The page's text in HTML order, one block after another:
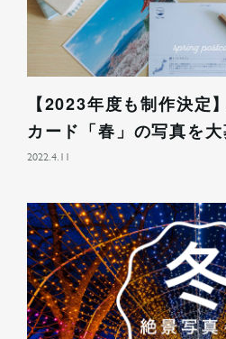
【2023年度も制作決定
カード「春」の写真を大
2022.4.11